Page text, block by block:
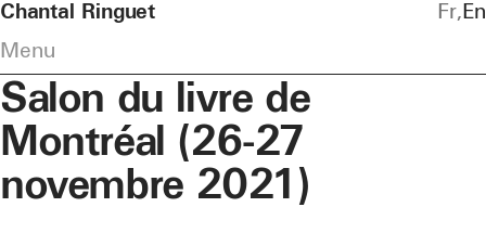
Chantal Ringuet
Menu
Fr En
Salon du livre de
Montréal (26-27
novembre 2021)